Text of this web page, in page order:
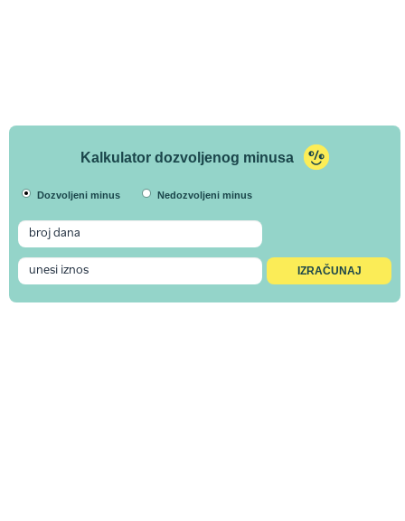
Kalkulator dozvoljenog minusa
Dozvoljeni minus Nedozvoljeni minus